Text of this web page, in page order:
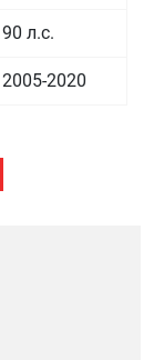
90 л.с.
2005-2020